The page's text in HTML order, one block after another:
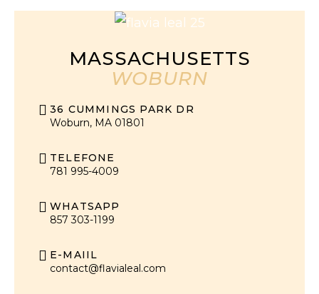
MASSACHUSETTS
WOBURN
36 CUMMINGS PARK DR
Woburn, MA 01801
TELEFONE
781 995-4009
WHATSAPP
857 303-1199
E-MAIIL
contact@flavialeal.com